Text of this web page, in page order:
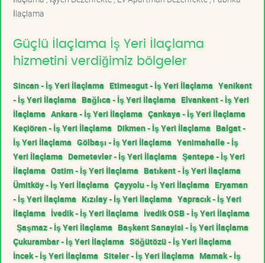
İlaçlama
Güçlü İlaçlama İş Yeri İlaçlama
hizmetini verdiğimiz bölgeler
Sincan - İş Yeri İlaçlama Etimesgut - İş Yeri İlaçlama Yenikent
- İş Yeri İlaçlama Bağlıca - İş Yeri İlaçlama Elvankent - İş Yeri
İlaçlama Ankara - İş Yeri İlaçlama Çankaya - İş Yeri İlaçlama
Keçiören - İş Yeri İlaçlama Dikmen - İş Yeri İlaçlama Balgat -
İş Yeri İlaçlama Gölbaşı - İş Yeri İlaçlama Yenimahalle - İş
Yeri İlaçlama Demetevler - İş Yeri İlaçlama Şentepe - İş Yeri
İlaçlama Ostim - İş Yeri İlaçlama Batıkent - İş Yeri İlaçlama
Ümitköy - İş Yeri İlaçlama Çayyolu - İş Yeri İlaçlama Eryaman
- İş Yeri İlaçlama Kızılay - İş Yeri İlaçlama Yapracık - İş Yeri
İlaçlama İvedik - İş Yeri İlaçlama İvedik OSB - İş Yeri İlaçlama
Şaşmaz - İş Yeri İlaçlama Başkent Sanayisi - İş Yeri İlaçlama
Çukurambar - İş Yeri İlaçlama Söğütözü - İş Yeri İlaçlama
İncek - İş Yeri İlaçlama Siteler - İş Yeri İlaçlama Mamak - İş